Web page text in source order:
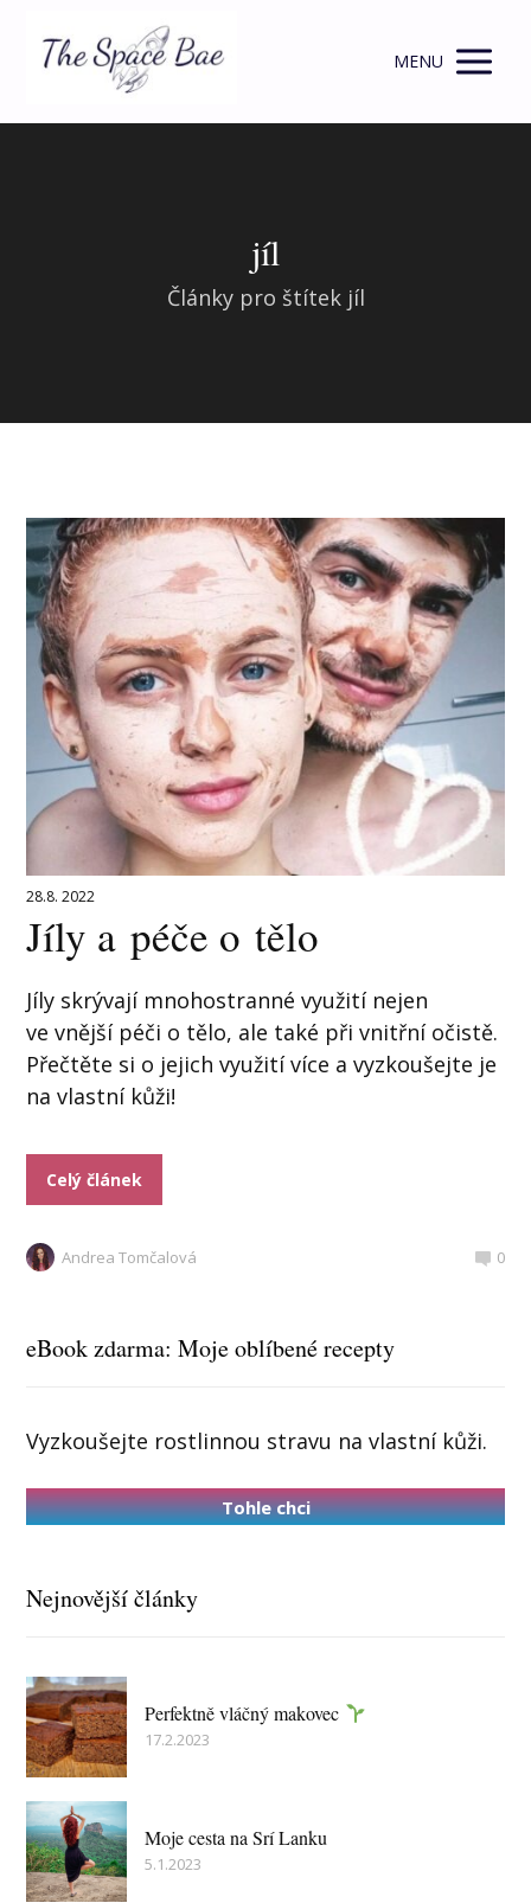
MENU
jíl
Články pro štítek jíl
28.8. 2022
Jíly a péče o tělo
Jíly skrývají mnohostranné využití nejen
ve vnější péči o tělo, ale také při vnitřní očistě.
Přečtěte si o jejich využití více a vyzkoušejte je
na vlastní kůži!
Celý článek
Andrea Tomčalová 0
eBook zdarma: Moje oblíbené recepty
Vyzkoušejte rostlinnou stravu na vlastní kůži.
Tohle chci
Nejnovější články
Perfektně vláčný makovec
17.2.2023
Moje cesta na Srí Lanku
5.1.2023